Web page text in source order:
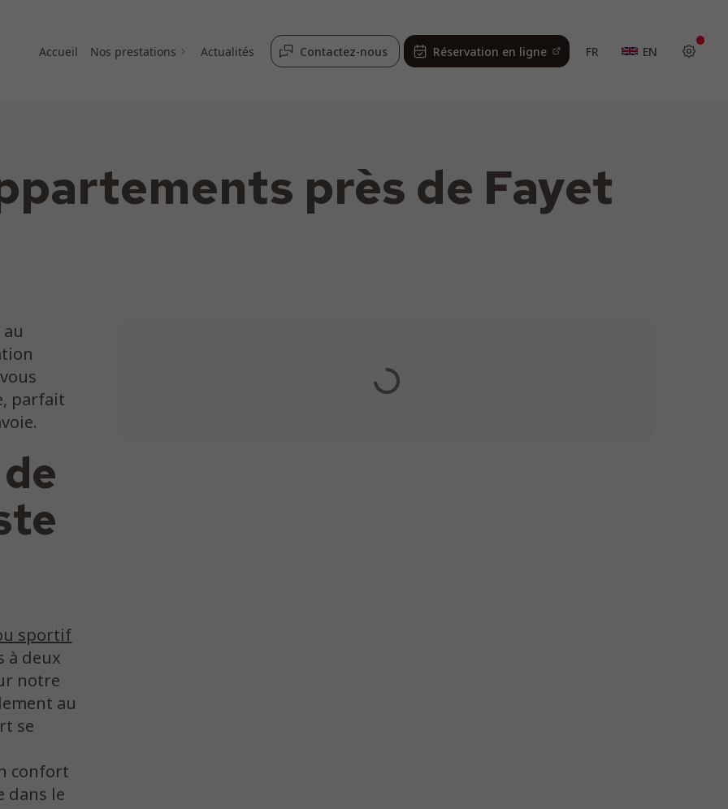
Accueil Nos prestations Actualités Contactez-nous Réservation en ligne FR EN
près de Fayet
parfait
sportif
à deux
notre
au
se
confort
dans le